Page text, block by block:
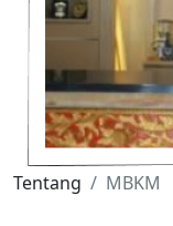
Tentang MBKM